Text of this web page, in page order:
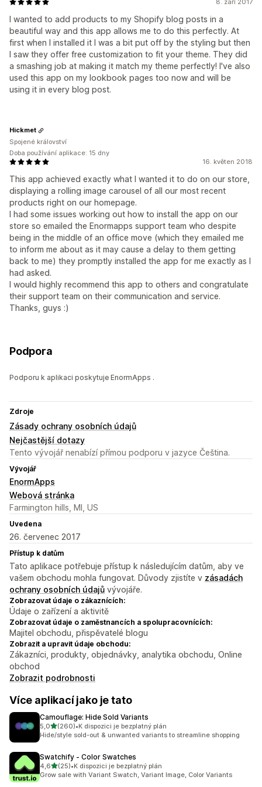
I wanted to add products to my Shopify blog posts in a
beautiful way and this app allows me to do this perfectly. At
first when I installed it I was a bit put off by the styling but then
I saw they offer free customization to fit your theme. They did
a smashing job at making it match my theme perfectly! I've also
used this app on my lookbook pages too now and will be
using it in every blog post.
16. květen 2018
This app achieved exactly what I wanted it to do on our store,
displaying a rolling image carousel of all our most recent
products right on our homepage.
I had some issues working out how to install the app on our
store so emailed the Enormapps support team who despite
being in the middle of an office move (which they emailed me
to inform me about as it may cause a delay to them getting
back to me) they promptly installed the app for me exactly as I
had asked.
I would highly recommend this app to others and congratulate
their support team on their communication and service.
Thanks, guys :)
Hickmet
Spojené království
Doba používání aplikace: 15 dny
Podpora
Podporu k aplikaci poskytuje EnormApps .
Zdroje
Zásady ochrany osobních údajů
Nejčastější dotazy
Tento vývojář nenabízí přímou podporu v jazyce Čeština.
Vývojář
EnormApps
Webová stránka
Farmington hills, MI, US
Uvedena
26. červenec 2017
Přístup k datům
Tato aplikace potřebuje přístup k následujícím datům, aby ve
vašem obchodu mohla fungovat. Důvody zjistíte v zásadách
ochrany osobních údajů vývojáře.
Zobrazovat údaje o zákaznících:
Údaje o zařízení a aktivitě
Zobrazovat údaje o zaměstnancích a spolupracovnících:
Majitel obchodu, přispěvatelé blogu
Zobrazit a upravit údaje obchodu:
Zákazníci, produkty, objednávky, analytika obchodu, Online
obchod
Zobrazit podrobnosti
Více aplikací jako je tato
Camouflage: Hide Sold Variants
5,0z 5 hvězd
(260)
Celkový počet recenzí: 260
•K dispozici je bezplatný plán
Hide/style sold-out & unwanted variants to streamline shopping
Swatchify ‑ Color Swatches
4,6z 5 hvězd
(25)
Celkový počet recenzí: 25
•K dispozici je bezplatný plán
Grow sale with Variant Swatch, Variant Image, Color Variants